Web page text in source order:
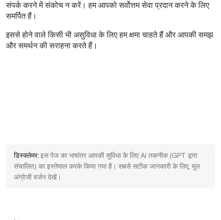
संपर्क करने में संकोच न करें। हम आपको सर्वोत्तम सेवा प्रदान करने के लिए
समर्पित हैं।
इससे होने वाले किसी भी असुविधा के लिए हम क्षमा चाहते हैं और आपकी समझ
और समर्थन की सराहना करते हैं।
डिस्क्लेमर:इस पेज का भाषांतर आपकी सुविधा के लिए AI तकनीक (GPT द्वारा
संचालित) का इस्तेमाल करके किया गया है। सबसे सटीक जानकारी के लिए, मूल
अंग्रेजी वर्जन देखें।